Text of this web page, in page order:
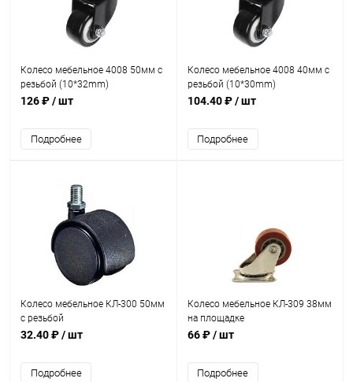
Колесо мебельное 4008 50мм с
резьбой (10*32mm)
126 ₽/ шт
Подробнее
Колесо мебельное 4008 40мм с
резьбой (10*30mm)
104.40 ₽/ шт
Подробнее
Колесо мебельное КЛ-300 50мм
с резьбой
32.40 ₽/ шт
Подробнее
Колесо мебельное КЛ-309 38мм
на площадке
66 ₽/ шт
Подробнее